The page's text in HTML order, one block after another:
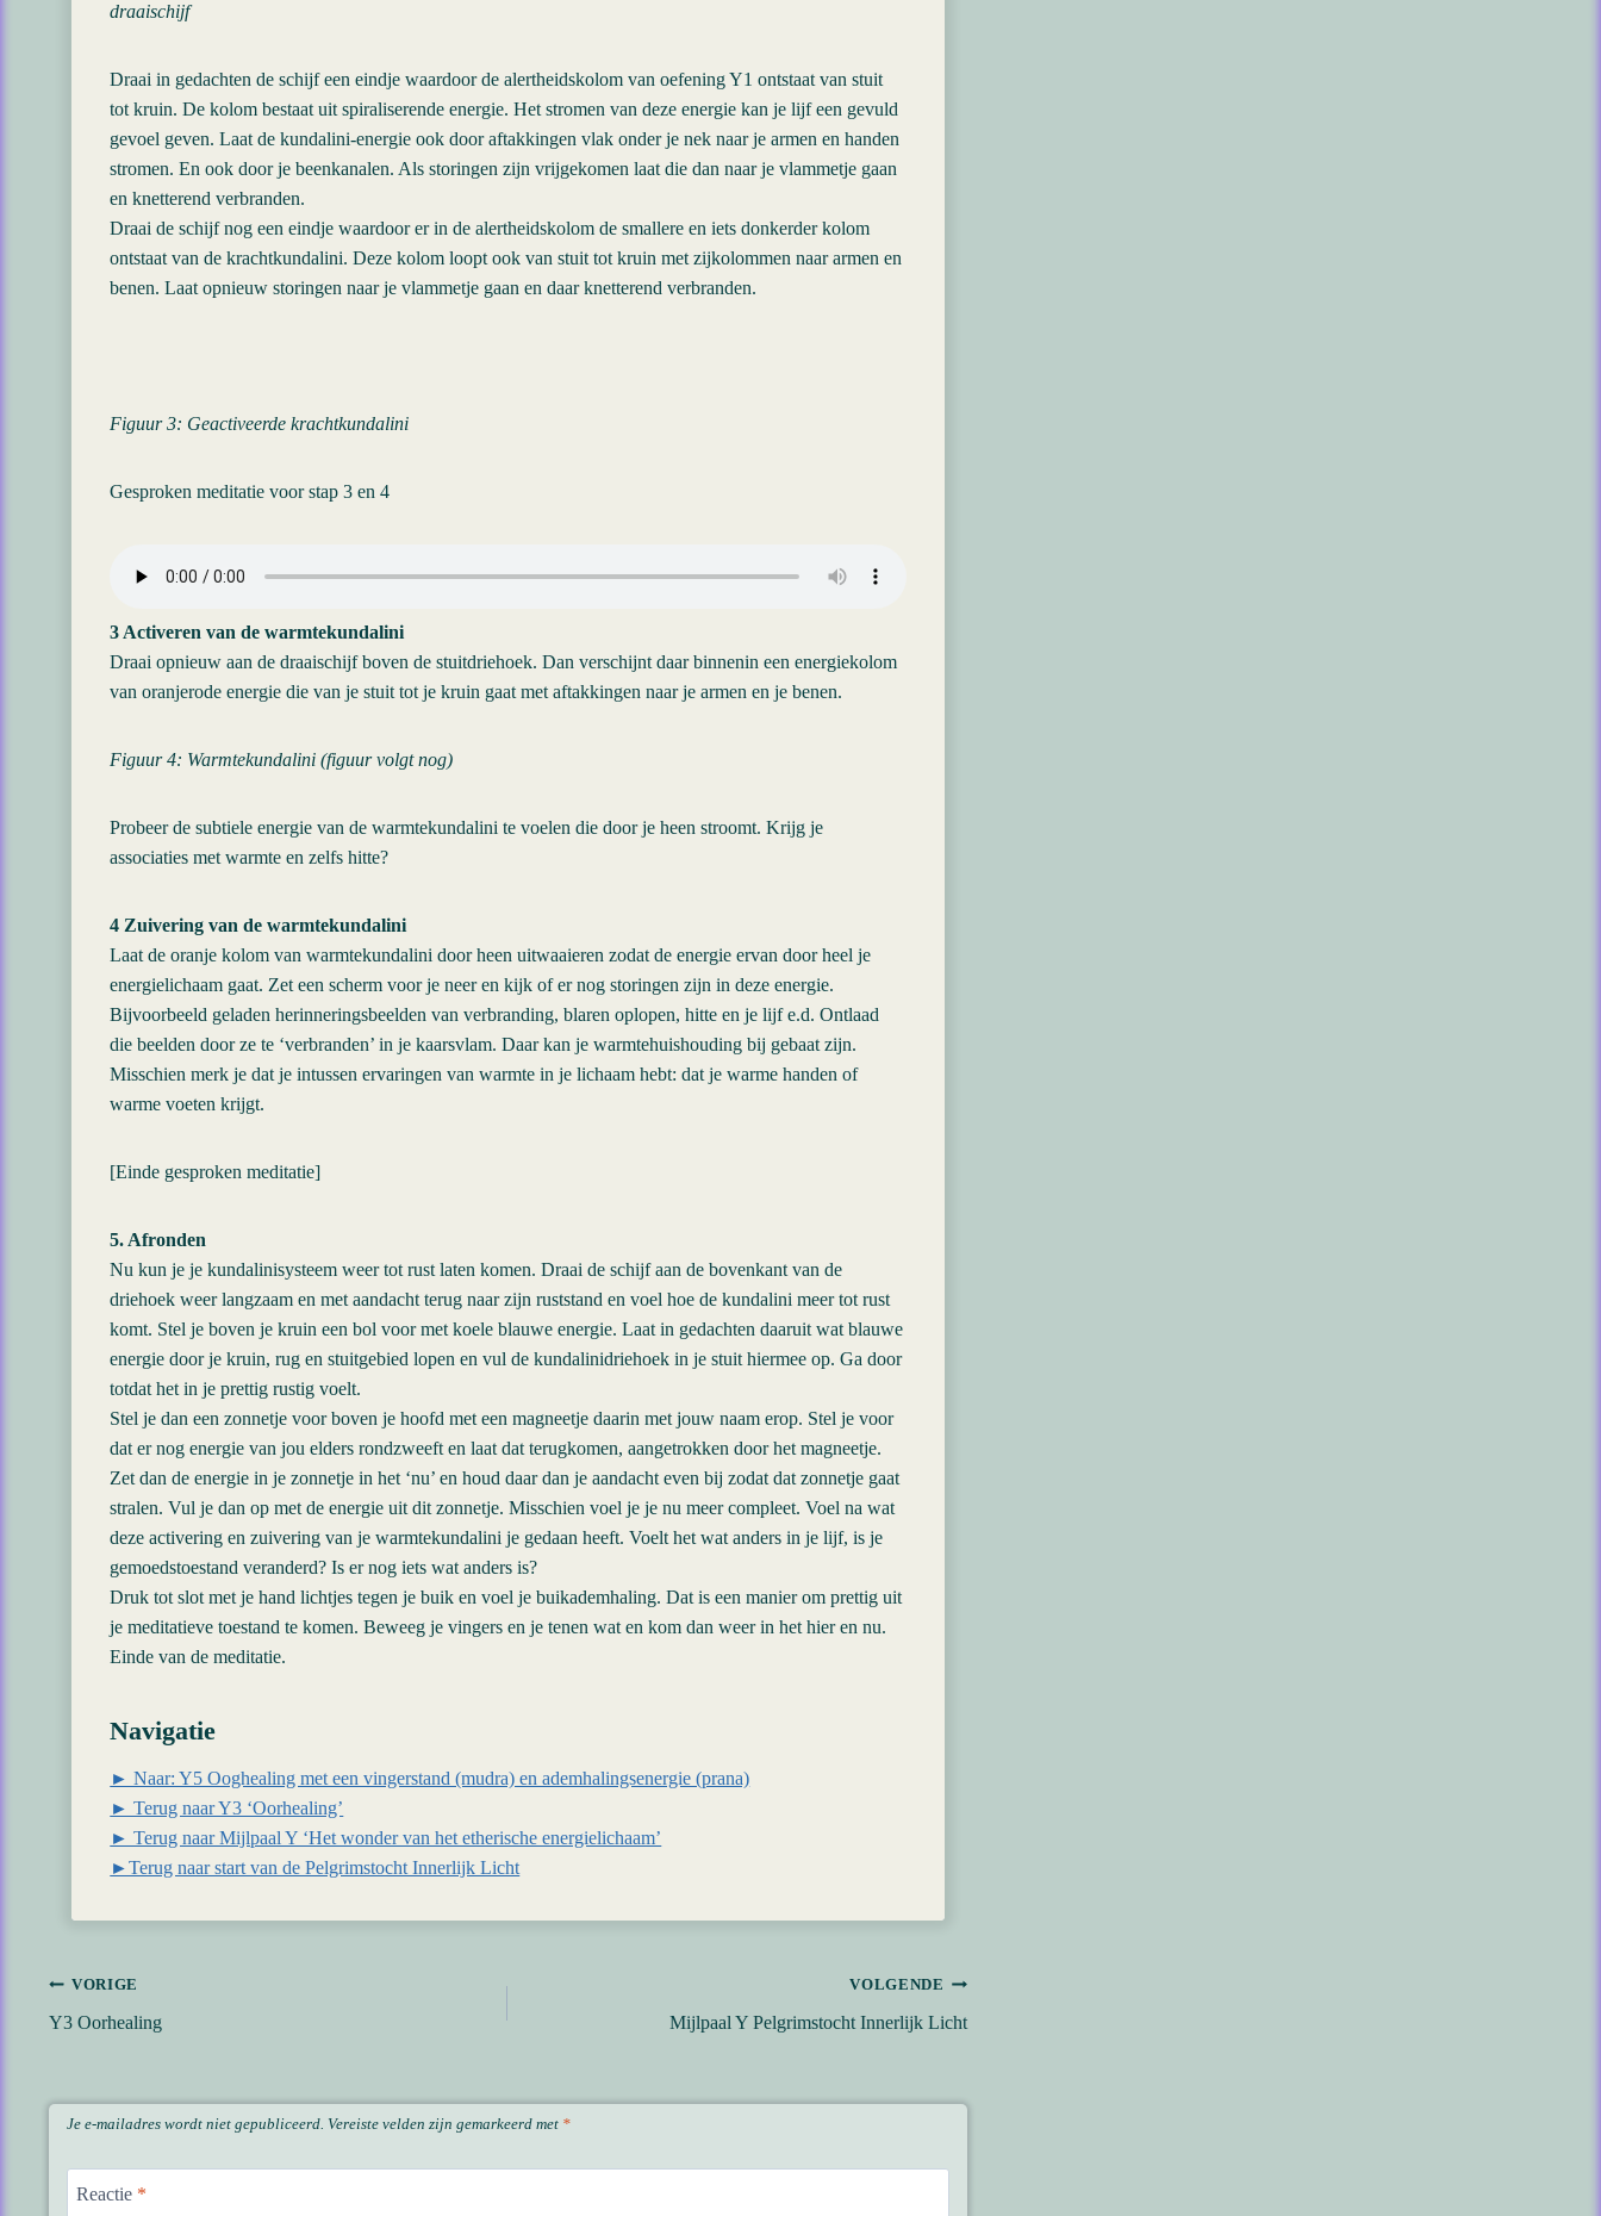
draaischijf
Draai in gedachten de schijf een eindje waardoor de alertheidskolom van oefening Y1 ontstaat van stuit
tot kruin. De kolom bestaat uit spiraliserende energie. Het stromen van deze energie kan je lijf een gevuld
gevoel geven. Laat de kundalini-energie ook door aftakkingen vlak onder je nek naar je armen en handen
stromen. En ook door je beenkanalen. Als storingen zijn vrijgekomen laat die dan naar je vlammetje gaan
en knetterend verbranden.
Draai de schijf nog een eindje waardoor er in de alertheidskolom de smallere en iets donkerder kolom
ontstaat van de krachtkundalini. Deze kolom loopt ook van stuit tot kruin met zijkolommen naar armen en
benen. Laat opnieuw storingen naar je vlammetje gaan en daar knetterend verbranden.
Figuur 3: Geactiveerde krachtkundalini
Gesproken meditatie voor stap 3 en 4
3 Activeren van de warmtekundalini
Draai opnieuw aan de draaischijf boven de stuitdriehoek. Dan verschijnt daar binnenin een energiekolom
van oranjerode energie die van je stuit tot je kruin gaat met aftakkingen naar je armen en je benen.
Figuur 4: Warmtekundalini (figuur volgt nog)
Probeer de subtiele energie van de warmtekundalini te voelen die door je heen stroomt. Krijg je
associaties met warmte en zelfs hitte?
4 Zuivering van de warmtekundalini
Laat de oranje kolom van warmtekundalini door heen uitwaaieren zodat de energie ervan door heel je
energielichaam gaat. Zet een scherm voor je neer en kijk of er nog storingen zijn in deze energie.
Bijvoorbeeld geladen herinneringsbeelden van verbranding, blaren oplopen, hitte en je lijf e.d. Ontlaad
die beelden door ze te ‘verbranden’ in je kaarsvlam. Daar kan je warmtehuishouding bij gebaat zijn.
Misschien merk je dat je intussen ervaringen van warmte in je lichaam hebt: dat je warme handen of
warme voeten krijgt.
[Einde gesproken meditatie]
5. Afronden
Nu kun je je kundalinisysteem weer tot rust laten komen. Draai de schijf aan de bovenkant van de
driehoek weer langzaam en met aandacht terug naar zijn ruststand en voel hoe de kundalini meer tot rust
komt. Stel je boven je kruin een bol voor met koele blauwe energie. Laat in gedachten daaruit wat blauwe
energie door je kruin, rug en stuitgebied lopen en vul de kundalinidriehoek in je stuit hiermee op. Ga door
totdat het in je prettig rustig voelt.
Stel je dan een zonnetje voor boven je hoofd met een magneetje daarin met jouw naam erop. Stel je voor
dat er nog energie van jou elders rondzweeft en laat dat terugkomen, aangetrokken door het magneetje.
Zet dan de energie in je zonnetje in het ‘nu’ en houd daar dan je aandacht even bij zodat dat zonnetje gaat
stralen. Vul je dan op met de energie uit dit zonnetje. Misschien voel je je nu meer compleet. Voel na wat
deze activering en zuivering van je warmtekundalini je gedaan heeft. Voelt het wat anders in je lijf, is je
gemoedstoestand veranderd? Is er nog iets wat anders is?
Druk tot slot met je hand lichtjes tegen je buik en voel je buikademhaling. Dat is een manier om prettig uit
je meditatieve toestand te komen. Beweeg je vingers en je tenen wat en kom dan weer in het hier en nu.
Einde van de meditatie.
Navigatie
► Naar: Y5 Ooghealing met een vingerstand (mudra) en ademhalingsenergie (prana)
► Terug naar Y3 ‘Oorhealing’
► Terug naar Mijlpaal Y ‘Het wonder van het etherische energielichaam’
►Terug naar start van de Pelgrimstocht Innerlijk Licht
Bericht
navigatie
VORIGE
Y3 Oorhealing
VOLGENDE
Mijlpaal Y Pelgrimstocht Innerlijk Licht
Je e-mailadres wordt niet gepubliceerd. Vereiste velden zijn gemarkeerd met *
Reactie *